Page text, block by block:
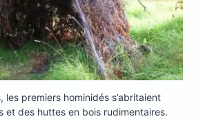
premiers hominidés s’abritaient
et des huttes en bois rudimentaires.